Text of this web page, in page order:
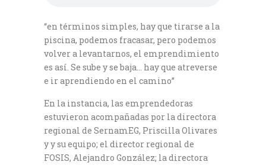
“en términos simples, hay que tirarse a la
piscina, podemos fracasar, pero podemos
volver a levantarnos, el emprendimiento
es así. Se sube y se baja… hay que atreverse
e ir aprendiendo en el camino”
En la instancia, las emprendedoras
estuvieron acompañadas por la directora
regional de SernamEG, Priscilla Olivares
y y su equipo; el director regional de
FOSIS, Alejandro González; la directora